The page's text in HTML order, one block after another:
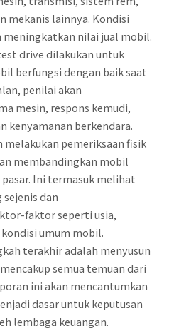
mekanis lainnya. Kondisi
meningkatkan nilai jual mobil.
drive dilakukan untuk
berfungsi dengan baik saat
penilai akan
mesin, respons kemudi,
kenyamanan berkendara.
melakukan pemeriksaan fisik
membandingkan mobil
Ini termasuk melihat
dan
faktor seperti usia,
umum mobil.
terakhir adalah menyusun
semua temuan dari
ini akan mencantumkan
dasar untuk keputusan
lembaga keuangan.